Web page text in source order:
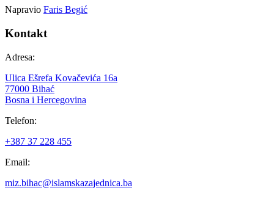
Napravio Faris Begić
Kontakt
Adresa:
Ulica Ešrefa Kovačevića 16a
77000 Bihać
Bosna i Hercegovina
Telefon:
+387 37 228 455
Email:
miz.bihac@islamskazajednica.ba